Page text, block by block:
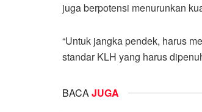
juga berpotensi menurunkan
“Untuk jangka pendek, harus
standar KLH yang harus
BACAJUGA